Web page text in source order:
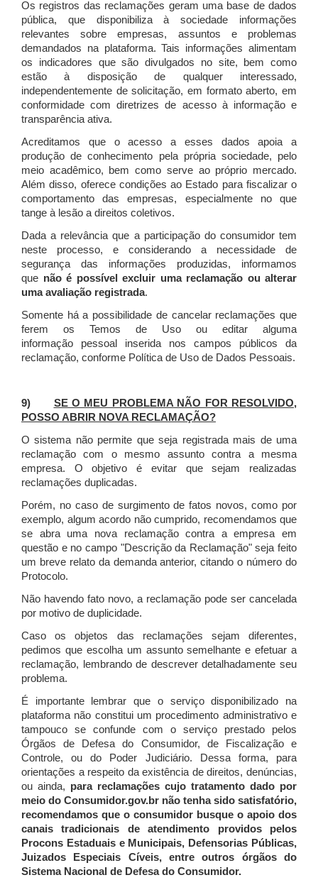
Os registros das reclamações geram uma base de dados
pública, que disponibiliza à sociedade informações
relevantes sobre empresas, assuntos e problemas
demandados na plataforma. Tais informações alimentam
os indicadores que são divulgados no site, bem como
estão à disposição de qualquer interessado,
independentemente de solicitação, em formato aberto, em
conformidade com diretrizes de acesso à informação e
transparência ativa.
Acreditamos que o acesso a esses dados apoia a
produção de conhecimento pela própria sociedade, pelo
meio acadêmico, bem como serve ao próprio mercado.
Além disso, oferece condições ao Estado para fiscalizar o
comportamento das empresas, especialmente no que
tange à lesão a direitos coletivos.
Dada a relevância que a participação do consumidor tem
neste processo, e considerando a necessidade de
segurança das informações produzidas, informamos
que não é possível excluir uma reclamação ou alterar
uma avaliação registrada.
Somente há a possibilidade de cancelar reclamações que
ferem os Temos de Uso ou editar alguma
informação pessoal inserida nos campos públicos da
reclamação, conforme Política de Uso de Dados Pessoais.
9) SE O MEU PROBLEMA NÃO FOR RESOLVIDO,
POSSO ABRIR NOVA RECLAMAÇÃO?
O sistema não permite que seja registrada mais de uma
reclamação com o mesmo assunto contra a mesma
empresa. O objetivo é evitar que sejam realizadas
reclamações duplicadas.
Porém, no caso de surgimento de fatos novos, como por
exemplo, algum acordo não cumprido, recomendamos que
se abra uma nova reclamação contra a empresa em
questão e no campo "Descrição da Reclamação" seja feito
um breve relato da demanda anterior, citando o número do
Protocolo.
Não havendo fato novo, a reclamação pode ser cancelada
por motivo de duplicidade.
Caso os objetos das reclamações sejam diferentes,
pedimos que escolha um assunto semelhante e efetuar a
reclamação, lembrando de descrever detalhadamente seu
problema.
É importante lembrar que o serviço disponibilizado na
plataforma não constitui um procedimento administrativo e
tampouco se confunde com o serviço prestado pelos
Órgãos de Defesa do Consumidor, de Fiscalização e
Controle, ou do Poder Judiciário. Dessa forma, para
orientações a respeito da existência de direitos, denúncias,
ou ainda, para reclamações cujo tratamento dado por
meio do Consumidor.gov.br não tenha sido satisfatório,
recomendamos que o consumidor busque o apoio dos
canais tradicionais de atendimento providos pelos
Procons Estaduais e Municipais, Defensorias Públicas,
Juizados Especiais Cíveis, entre outros órgãos do
Sistema Nacional de Defesa do Consumidor.